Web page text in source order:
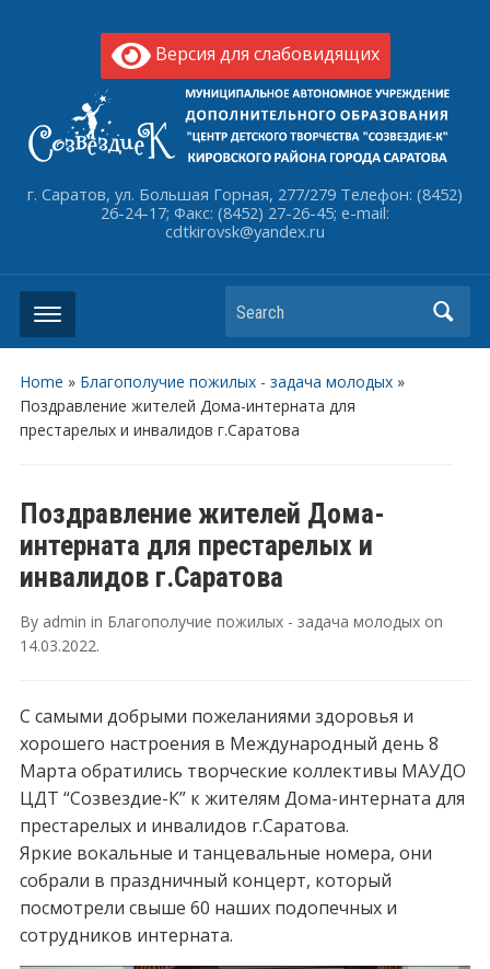
Версия для слабовидящих
г. Саратов, ул. Большая Горная, 277/279 Телефон: (8452)
26-24-17; Факс: (8452) 27-26-45; e-mail:
cdtkirovsk@yandex.ru
Search
Home » Благополучие пожилых - задача молодых»
Поздравление жителей Дома-интерната для
престарелых и инвалидов г.Саратова
Поздравление жителей Дома-
интерната для престарелых и
инвалидов г.Саратова
By admin in Благополучие пожилых - задача молодыхon
14.03.2022.
С самыми добрыми пожеланиями здоровья и
хорошего настроения в Международный день 8
Марта обратились творческие коллективы МАУДО
ЦДТ “Созвездие-К” к жителям Дома-интерната для
престарелых и инвалидов г.Саратова.
Яркие вокальные и танцевальные номера, они
собрали в праздничный концерт, который
посмотрели свыше 60 наших подопечных и
сотрудников интерната.